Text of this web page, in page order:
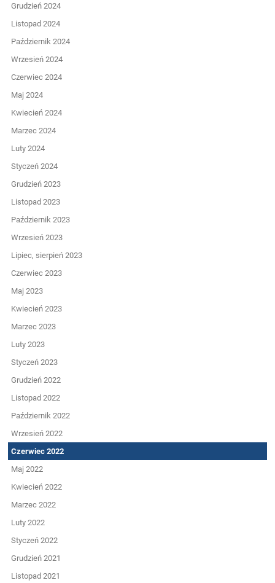
Grudzień 2024
Listopad 2024
Październik 2024
Wrzesień 2024
Czerwiec 2024
Maj 2024
Kwiecień 2024
Marzec 2024
Luty 2024
Styczeń 2024
Grudzień 2023
Listopad 2023
Październik 2023
Wrzesień 2023
Lipiec, sierpień 2023
Czerwiec 2023
Maj 2023
Kwiecień 2023
Marzec 2023
Luty 2023
Styczeń 2023
Grudzień 2022
Listopad 2022
Październik 2022
Wrzesień 2022
Czerwiec 2022
Maj 2022
Kwiecień 2022
Marzec 2022
Luty 2022
Styczeń 2022
Grudzień 2021
Listopad 2021